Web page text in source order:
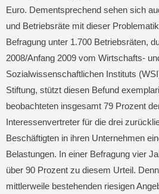
Euro. Dementsprechend sehen sich
und Betriebsräte mit dieser
Befragung unter 1.700 Betriebsräten,
2008/Anfang 2009 vom Wirtschafts-
Sozialwissenschaftlichen Instituts
Stiftung, stützt diesen Befund
beobachteten insgesamt 79 Prozent
Interessenvertreter für die drei
Beschäftigten in ihren Unternehmen
Belastungen. In einer Befragung vier
über 90 Prozent zu diesem Urteil.
mittlerweile bestehenden riesigen